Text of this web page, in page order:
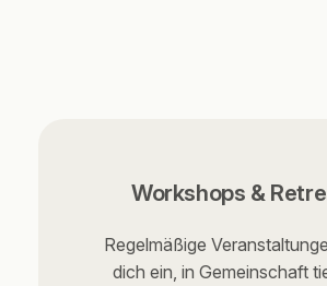
Workshops &
Regelmäßige
dich ein, in Gemeinschaft